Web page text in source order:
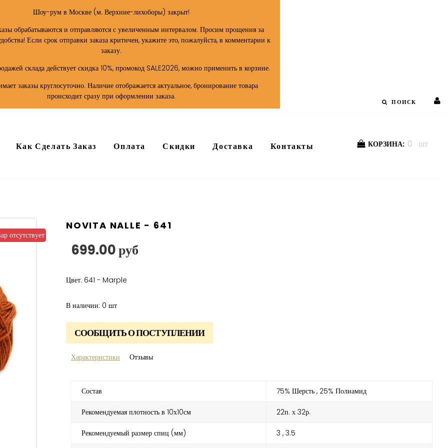
Шоу-рум в Москве (м. Верхние-лихоборы) закрыт!
обрабатываются и отправляются с увеличенным интервалом. Просим прощения за
Если срок отправки заказа критичен, укажите это, пожалуйста, в комментарии к
заказу.
склада действует скидка 10%, промокод SALE2026, можно применить в корзине.
заказы круглосуточно. Наличие отображается актуальное, бронирование товара
происходит сразу при оформлении заказа.
ПОИСК
Как Сделать Заказ Оплата Скидки Доставка Контакты КОРЗИНА: 0 шт
отсутствует
NOVITA NALLE - 641
699.00 руб
Цвет: 641 - Marple
В наличии: 0 шт
СООБЩИТЬ О ПОСТУПЛЕНИИ
Характеристики Отзывы
Состав 75% Шерсть 25% Полиамид
Рекомендуемая плотность в 10х10см 22п. х 32р.
Рекомендуемый размер спиц (мм) 3 3.5